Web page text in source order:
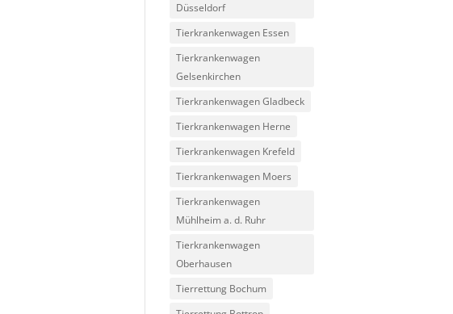
Düsseldorf
Tierkrankenwagen Essen
Tierkrankenwagen
Gelsenkirchen
Tierkrankenwagen Gladbeck
Tierkrankenwagen Herne
Tierkrankenwagen Krefeld
Tierkrankenwagen Moers
Tierkrankenwagen
Mühlheim a. d. Ruhr
Tierkrankenwagen
Oberhausen
Tierrettung Bochum